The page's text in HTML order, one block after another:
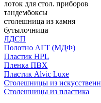
лоток для стол. приборов
тандембоксы
столешница из камня
бутылочница
ЛДСП
Полотно АГТ (МДФ)
Пластик HPL
Пленка ПВХ
Пластик Alvic Luxe
Столешницы из
Столешницы из пластика